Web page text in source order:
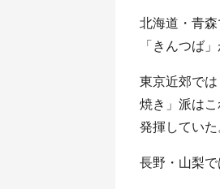
北海道・青
「きんつば
東京近郊で
焼き」派は
発揮していた
長野・山梨